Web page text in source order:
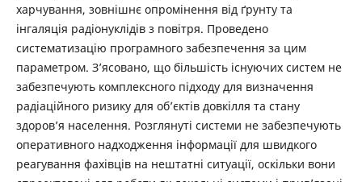
харчування, зовнішнє опромінення від ґрунту та
інгаляція радіонуклідів з повітря. Проведено
систематизацію програмного забезпечення за цим
параметром. З’ясовано, що більшість існуючих систем не
забезпечують комплексного підходу для визначення
радіаційного ризику для об’єктів довкілля та стану
здоров’я населення. Розглянуті системи не забезпечують
оперативного надходження інформації для швидкого
реагування фахівців на нештатні ситуації, оскільки вони